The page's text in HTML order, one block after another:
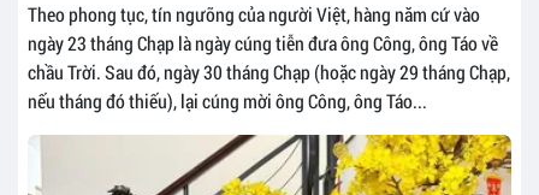
Theo phong tục, tín ngưỡng của người Việt, hàng năm cứ vào
ngày 23 tháng Chạp là ngày cúng tiễn đưa ông Công, ông Táo về
chầu Trời. Sau đó, ngày 30 tháng Chạp (hoặc ngày 29 tháng Chạp,
nếu tháng đó thiếu), lại cúng mời ông Công, ông Táo...